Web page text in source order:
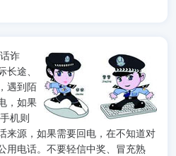
诈
途、
遇到陌
，如果
机则
来源，如果需要回电，在不知道对
用电话。不要轻信中奖、冒充熟